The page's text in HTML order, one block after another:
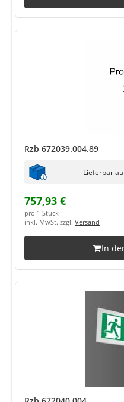
Rzb 672039.004.89
Lieferbar
757,93 €
pro 1 Stück
inkl. MwSt. zzgl. Versand
In